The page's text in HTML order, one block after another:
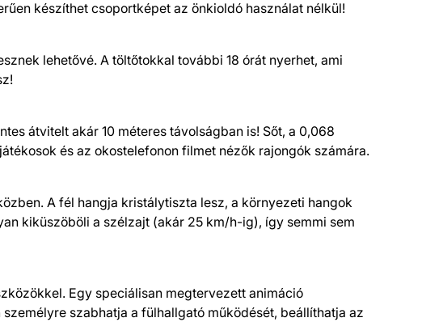
készíthet csoportképet az önkioldó használat nélkül!
lehetővé. A töltőtokkal további 18 órát nyerhet, ami
átvitelt akár 10 méteres távolságban is! Sőt, a 0,068
és az okostelefonon filmet nézők rajongók számára.
A fél hangja kristálytiszta lesz, a környezeti hangok
kiküszöböli a szélzajt (akár 25 km/h-ig), így semmi sem
Egy speciálisan megtervezett animáció
szabhatja a fülhallgató működését, beállíthatja az